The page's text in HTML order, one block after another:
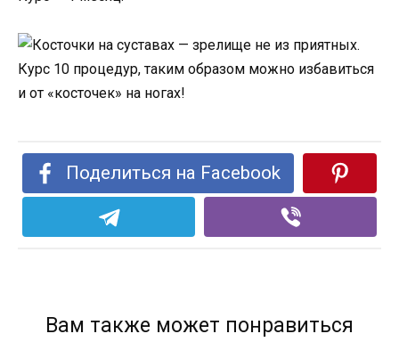
Поделиться на Facebook
Вам также может понравиться